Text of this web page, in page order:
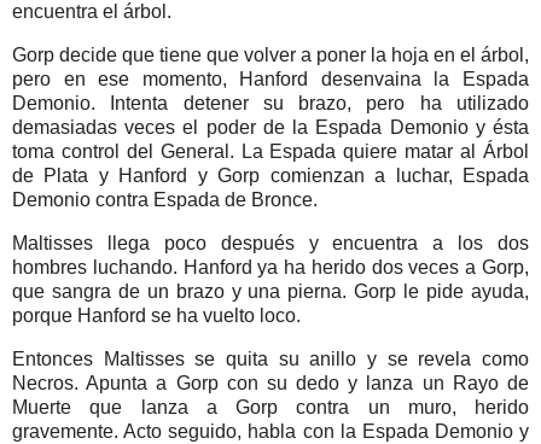
encuentra el árbol.
Gorp decide que tiene que volver a poner la hoja en el árbol,
pero en ese momento, Hanford desenvaina la Espada
Demonio. Intenta detener su brazo, pero ha utilizado
demasiadas veces el poder de la Espada Demonio y ésta
toma control del General. La Espada quiere matar al Árbol
de Plata y Hanford y Gorp comienzan a luchar, Espada
Demonio contra Espada de Bronce.
Maltisses llega poco después y encuentra a los dos
hombres luchando. Hanford ya ha herido dos veces a Gorp,
que sangra de un brazo y una pierna. Gorp le pide ayuda,
porque Hanford se ha vuelto loco.
Entonces Maltisses se quita su anillo y se revela como
Necros. Apunta a Gorp con su dedo y lanza un Rayo de
Muerte que lanza a Gorp contra un muro, herido
gravemente. Acto seguido, habla con la Espada Demonio y